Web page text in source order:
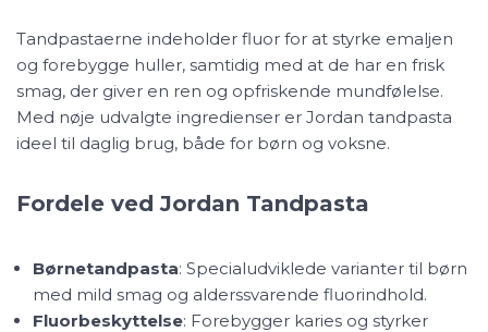
Tandpastaerne indeholder fluor for at styrke emaljen
og forebygge huller, samtidig med at de har en frisk
smag, der giver en ren og opfriskende mundfølelse.
Med nøje udvalgte ingredienser er Jordan tandpasta
ideel til daglig brug, både for børn og voksne.
Fordele ved Jordan Tandpasta
Børnetandpasta: Specialudviklede varianter til børn
med mild smag og alderssvarende fluorindhold.
Fluorbeskyttelse: Forebygger karies og styrker